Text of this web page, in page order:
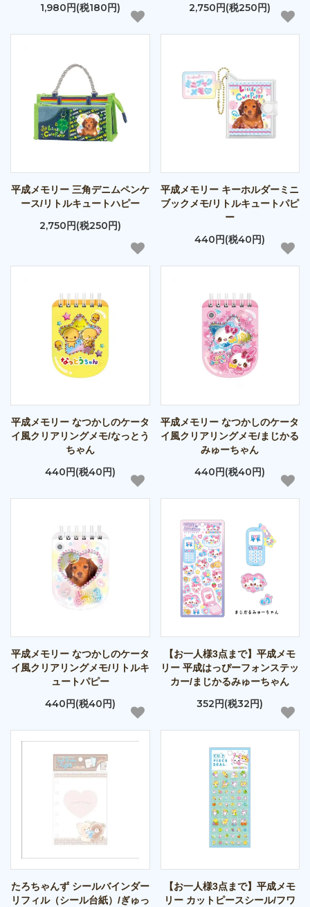
1,980円(税180円) 2,750円(税250円)
平成メモリー 三角デニムペンケ
ース/リトルキュートハピー
2,750円(税250円)
平成メモリー キーホルダーミニ
ブックメモ/リトルキュートパピ
ー
440円(税40円)
平成メモリー なつかしのケータ
イ風クリアリングメモ/なっとう
ちゃん
440円(税40円)
平成メモリー なつかしのケータ
イ風クリアリングメモ/まじかる
みゅーちゃん
440円(税40円)
平成メモリー なつかしのケータ
イ風クリアリングメモ/リトルキ
ュートパピー
440円(税40円)
【お一人様3点まで】平成メモ
リー 平成はっぴーフォンステッ
カー/まじかるみゅーちゃん
352円(税32円)
たろちゃんず シールバインダー
リフィル（シール台紙）/ぎゅっ
【お一人様3点まで】平成メモ
リー カットピースシール/フワ